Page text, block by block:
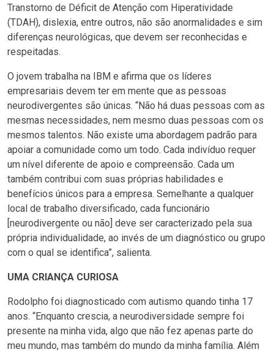
Transtorno de Déficit de Atenção com Hiperatividade
(TDAH), dislexia, entre outros, não são anormalidades e sim
diferenças neurológicas, que devem ser reconhecidas e
respeitadas.
O jovem trabalha na IBM e afirma que os líderes
empresariais devem ter em mente que as pessoas
neurodivergentes são únicas. “Não há duas pessoas com as
mesmas necessidades, nem mesmo duas pessoas com os
mesmos talentos. Não existe uma abordagem padrão para
apoiar a comunidade como um todo. Cada indivíduo requer
um nível diferente de apoio e compreensão. Cada um
também contribui com suas próprias habilidades e
benefícios únicos para a empresa. Semelhante a qualquer
local de trabalho diversificado, cada funcionário
[neurodivergente ou não] deve ser caracterizado pela sua
própria individualidade, ao invés de um diagnóstico ou grupo
com o qual se identifica”, salienta.
UMA CRIANÇA CURIOSA
Rodolpho foi diagnosticado com autismo quando tinha 17
anos. “Enquanto crescia, a neurodiversidade sempre foi
presente na minha vida, algo que não fez apenas parte do
meu mundo, mas também do mundo da minha família. Além